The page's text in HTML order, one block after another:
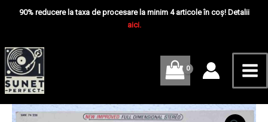
90% reducere la taxa de procesare la minim 4 articole în coș! Detalii
aici.
Cantitate
Is
US